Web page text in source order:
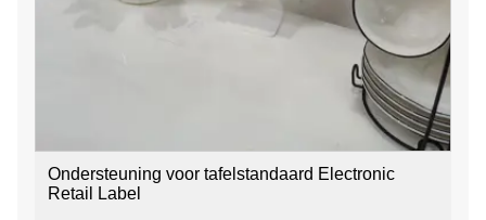
Ondersteuning voor tafelstandaard Electronic
Retail Label